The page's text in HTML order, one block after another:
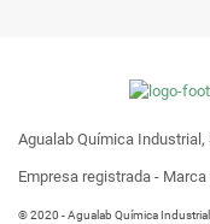
Agualab Química Industrial,
Empresa registrada - Marca
® 2020 - Agualab Química